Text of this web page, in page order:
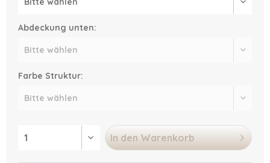
Abdeckung unten:
Farbe Struktur:
In den Warenkorb